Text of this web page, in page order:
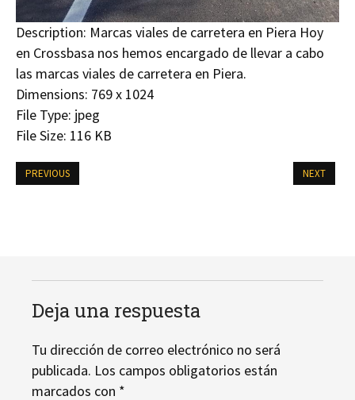
Description: Marcas viales de carretera en Piera Hoy
en Crossbasa nos hemos encargado de llevar a cabo
las marcas viales de carretera en Piera.
Dimensions: 769 x 1024
File Type: jpeg
File Size: 116 KB
PREVIOUS NEXT
Deja una respuesta
Tu dirección de correo electrónico no será
publicada. Los campos obligatorios están
marcados con *